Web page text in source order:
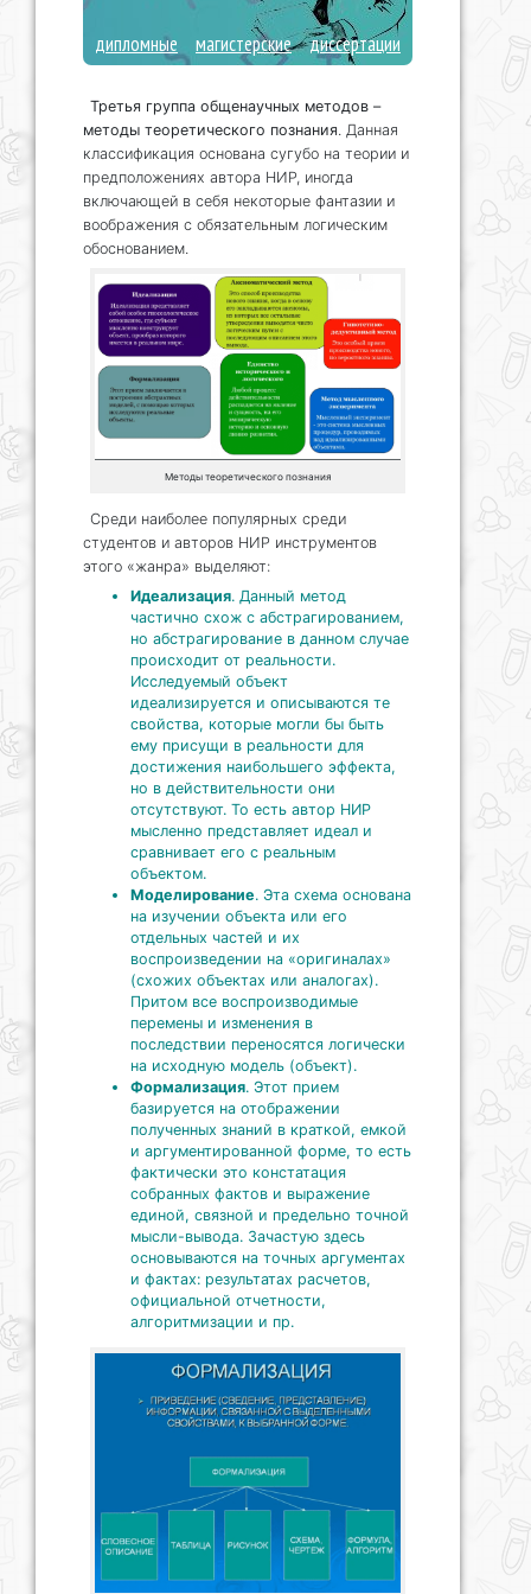
дипломные магистерские диссертации
Третья группа общенаучных методов –
методы теоретического познания. Данная
классификация основана сугубо на теории и
предположениях автора НИР, иногда
включающей в себя некоторые фантазии и
воображения с обязательным логическим
обоснованием.
Методы теоретического познания
Среди наиболее популярных среди
студентов и авторов НИР инструментов
этого «жанра» выделяют:
Идеализация. Данный метод
частично схож с абстрагированием,
но абстрагирование в данном случае
происходит от реальности.
Исследуемый объект
идеализируется и описываются те
свойства, которые могли бы быть
ему присущи в реальности для
достижения наибольшего эффекта,
но в действительности они
отсутствуют. То есть автор НИР
мысленно представляет идеал и
сравнивает его с реальным
объектом.
Моделирование. Эта схема основана
на изучении объекта или его
отдельных частей и их
воспроизведении на «оригиналах»
(схожих объектах или аналогах).
Притом все воспроизводимые
перемены и изменения в
последствии переносятся логически
на исходную модель (объект).
Формализация. Этот прием
базируется на отображении
полученных знаний в краткой, емкой
и аргументированной форме, то есть
фактически это констатация
собранных фактов и выражение
единой, связной и предельно точной
мысли-вывода. Зачастую здесь
основываются на точных аргументах
и фактах: результатах расчетов,
официальной отчетности,
алгоритмизации и пр.